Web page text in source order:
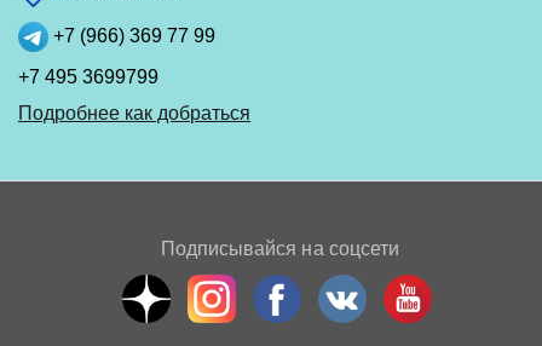
+7 (966) 369 77 99
+7 495 3699799
Подробнее как добраться
Подписывайся на соцсети